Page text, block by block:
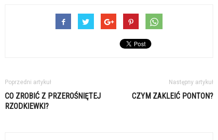
Poprzedni artykuł
CO ZROBIĆ Z PRZEROŚNIĘTEJ
RZODKIEWKI?
Następny artykuł
CZYM ZAKLEIĆ PONTON?